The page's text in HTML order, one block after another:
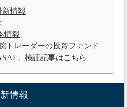
新情報
情報
トレーダーの投資ファンド
」検証記事はこちら
情報